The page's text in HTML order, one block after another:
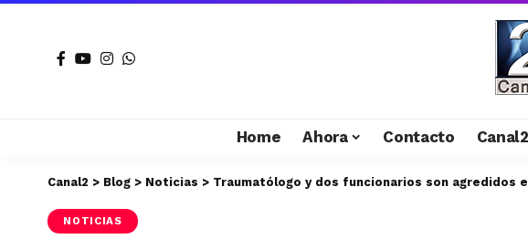
Home Ahora Contacto Canal2
Canal2 > Blog > Noticias > Traumatólogo y dos funcionarios son agredidos
NOTICIAS